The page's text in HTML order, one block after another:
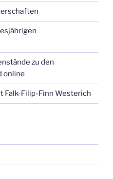
zu den
online
Filip-Finn Westerich